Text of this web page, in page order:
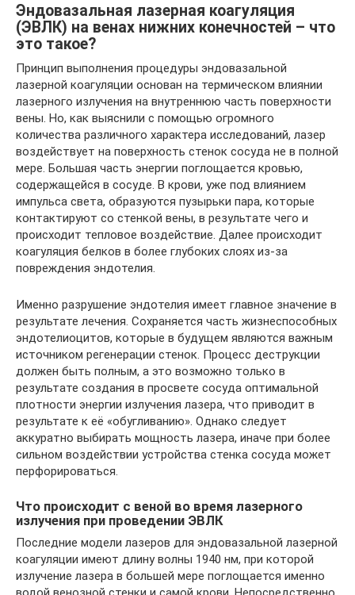
Эндовазальная лазерная коагуляция
(ЭВЛК) на венах нижних конечностей – что
это такое?
Принцип выполнения процедуры эндовазальной
лазерной коагуляции основан на термическом влиянии
лазерного излучения на внутреннюю часть поверхности
вены. Но, как выяснили с помощью огромного
количества различного характера исследований, лазер
воздействует на поверхность стенок сосуда не в полной
мере. Большая часть энергии поглощается кровью,
содержащейся в сосуде. В крови, уже под влиянием
импульса света, образуются пузырьки пара, которые
контактируют со стенкой вены, в результате чего и
происходит тепловое воздействие. Далее происходит
коагуляция белков в более глубоких слоях из-за
повреждения эндотелия.
Именно разрушение эндотелия имеет главное значение в
результате лечения. Сохраняется часть жизнеспособных
эндотелиоцитов, которые в будущем являются важным
источником регенерации стенок. Процесс деструкции
должен быть полным, а это возможно только в
результате создания в просвете сосуда оптимальной
плотности энергии излучения лазера, что приводит в
результате к её «обугливанию». Однако следует
аккуратно выбирать мощность лазера, иначе при более
сильном воздействии устройства стенка сосуда может
перфорироваться.
Что происходит с веной во время лазерного
излучения при проведении ЭВЛК
Последние модели лазеров для эндовазальной лазерной
коагуляции имеют длину волны 1940 нм, при которой
излучение лазера в большей мере поглощается именно